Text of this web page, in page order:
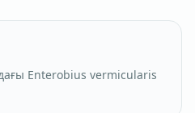
Enterobius vermicularis